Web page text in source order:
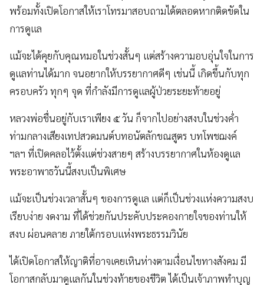
พร้อมทั้งเปิดโอกาสให้เราโทรมาสอบถามได้ตลอดหากติดขัดใน
การดูแล
แม้จะได้คุยกับคุณหมอในช่วงสั้นๆ แต่สร้างความอบอุ่นใจในการ
ดูแลท่านได้มาก จนอยากให้บรรยากาศดีๆ เช่นนี้ เกิดขึ้นกับทุก
ครอบครัว ทุกๆ จุด ที่กำลังมีการดูแลผู้ป่วยระยะท้ายอยู่
หลวงพ่อชื่นอยู่กับเราเพียง ๕ วัน ก็จากไปอย่างสงบในช่วงค่ำ
ท่ามกลางเสียงเทปสวดมนต์บทอนัตลักขณสูตร บทโพชฌงค์
ฯลฯ ที่เปิดคลอไว้ตั้งแต่ช่วงสายๆ สร้างบรรยากาศในห้องดูแล
พระอาพาธวันนี้สงบเป็นพิเศษ
แม้จะเป็นช่วงเวลาสั้นๆ ของการดูแล แต่ก็เป็นช่วงแห่งความสงบ
เรียบง่าย งดงาม ที่ได้ช่วยกันประคับประคองกายใจของท่านให้
สงบ ผ่อนคลาย ภายใต้กรอบแห่งพระธรรมวินัย
ได้เปิดโอกาสให้ญาติที่อาจเคยเหินห่างตามเงื่อนไขทางสังคม มี
โอกาสกลับมาดูแลกันในช่วงท้ายของชีวิต ได้เป็นเจ้าภาพทำบุญ